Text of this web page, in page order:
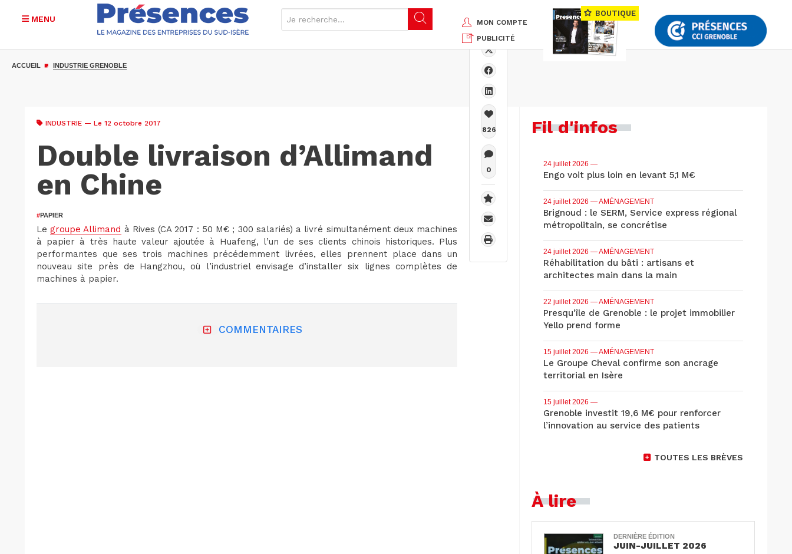
MENU
MON COMPTE
PUBLICITÉ
BOUTIQUE
ACCUEIL INDUSTRIE GRENOBLE
INDUSTRIE — Le 12 octobre 2017
Double livraison d’Allimand
en Chine
#PAPIER
Legroupe Allimand à Rives (CA 2017 : 50 M€ ; 300 salariés) a livré simultanément deux machines
à papier à très haute valeur ajoutée à Huafeng, l’un de ses clients chinois historiques. Plus
performantes que ses trois machines précédemment livrées, elles prennent place dans un
nouveau site près de Hangzhou, où l’industriel envisage d’installer six lignes complètes de
machines à papier.
COMMENTAIRES
826
0
Fil d'infos
24 juillet 2026 —
Engo voit plus loin en levant 5,1 M€
24 juillet 2026 — AMÉNAGEMENT
Brignoud : le SERM, Service express régional
métropolitain, se concrétise
24 juillet 2026 — AMÉNAGEMENT
Réhabilitation du bâti : artisans et
architectes main dans la main
22 juillet 2026 — AMÉNAGEMENT
Presqu'île de Grenoble : le projet immobilier
Yello prend forme
15 juillet 2026 — AMÉNAGEMENT
Le Groupe Cheval confirme son ancrage
territorial en Isère
15 juillet 2026 —
Grenoble investit 19,6 M€ pour renforcer
l’innovation au service des patients
TOUTES LES BRÈVES
À lire
DERNIÈRE ÉDITION
JUIN-JUILLET 2026